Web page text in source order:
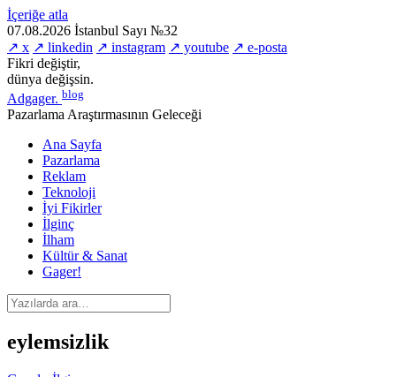
İçeriğe atla
07.08.2026 İstanbul Sayı №32
↗ x ↗ linkedin ↗ instagram ↗ youtube ↗ e-posta
Fikri değiştir,
dünya değişsin.
Adgager. blog
Pazarlama Araştırmasının Geleceği
Ana Sayfa
Pazarlama
Reklam
Teknoloji
İyi Fikirler
İlginç
İlham
Kültür & Sanat
Gager!
eylemsizlik